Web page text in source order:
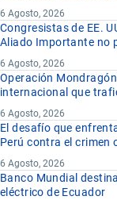
6 Agosto, 2026
Congresistas de EE.
Aliado Importante no
6 Agosto, 2026
Operación
internacional que
6 Agosto, 2026
El desafío que
Perú contra el crimen
6 Agosto, 2026
Banco Mundial
eléctrico de Ecuador